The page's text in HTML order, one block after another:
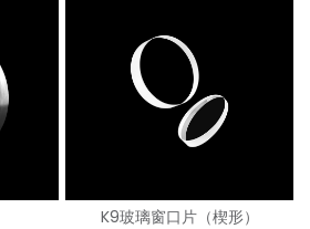
K9玻璃窗口片（楔形）